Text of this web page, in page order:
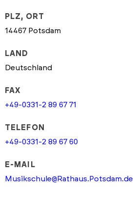
PLZ, ORT
14467 Potsdam
LAND
Deutschland
FAX
+49-0331-2 89 67 71
TELEFON
+49-0331-2 89 67 60
E-MAIL
Musikschule@Rathaus.Potsdam.de